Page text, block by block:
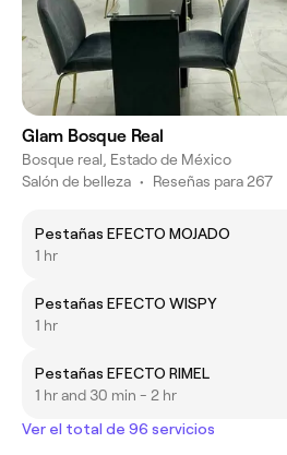
Glam Bosque Real
Bosque real, Estado de México
Salón de belleza • Reseñas para 267
Pestañas EFECTO MOJADO
1 hr
Pestañas EFECTO WISPY
1 hr
Pestañas EFECTO RIMEL
1 hr and 30 min - 2 hr
Ver el total de 96 servicios